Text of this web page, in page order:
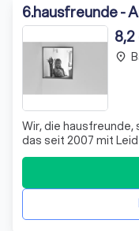
6.hausfreunde -
8,2
Wir, die
das seit 2007 mit
Gestaltung von
begann in der Küche
seitdem haben wir
place